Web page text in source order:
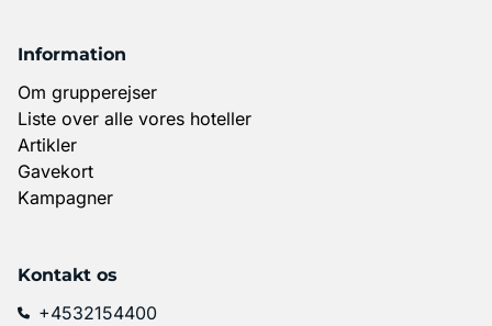
Information
Om grupperejser
Liste over alle vores hoteller
Artikler
Gavekort
Kampagner
Kontakt os
+4532154400